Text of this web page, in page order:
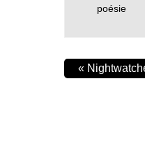
poésie
«